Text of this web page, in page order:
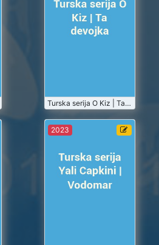
Turska serija O Kiz | Ta devojka
devojka
2023-07
2023-07-01
2023
Turska serija
Vodomar
2023-06